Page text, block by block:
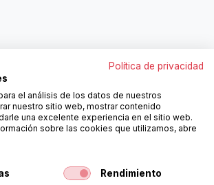
(Valencia)
Política de privacidad
el análisis de los datos de nuestros
nuestro sitio web, mostrar contenido
una excelente experiencia en el sitio web.
sobre las cookies que utilizamos, abre
Rendimiento